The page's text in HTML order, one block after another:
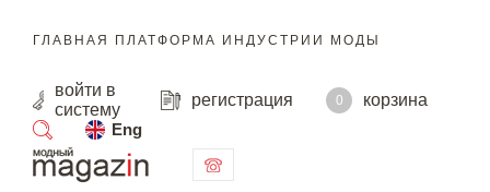
ГЛАВНАЯ ПЛАТФОРМА ИНДУСТРИИ МОДЫ
войти в
систему
регистрация 0
корзина
Eng
поиск